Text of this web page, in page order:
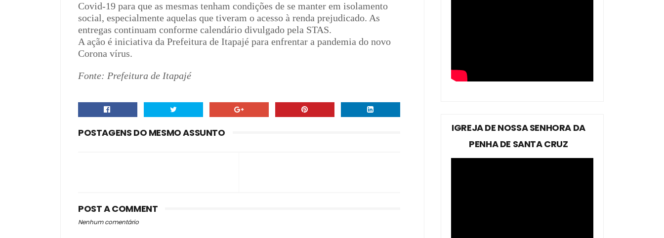
Covid-19 para que as mesmas tenham condições de se manter em isolamento
social, especialmente aquelas que tiveram o acesso à renda prejudicado. As
entregas continuam conforme calendário divulgado pela STAS.
A ação é iniciativa da Prefeitura de Itapajé para enfrentar a pandemia do novo
Corona vírus.
Fonte: Prefeitura de Itapajé
POSTAGENS DO MESMO ASSUNTO
POST A COMMENT
Nenhum comentário
IGREJA DE NOSSA SENHORA DA
PENHA DE SANTA CRUZ